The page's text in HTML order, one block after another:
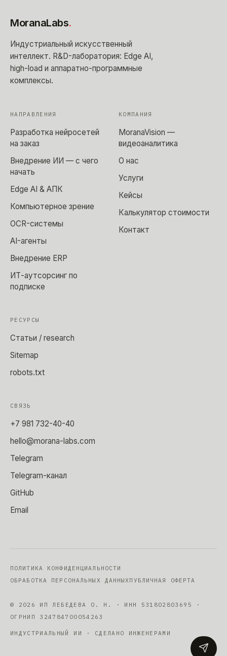
MoranaLabs.
Индустриальный искусственный
интеллект. R&D-лаборатория: Edge AI,
high-load и аппаратно-программные
комплексы.
НАПРАВЛЕНИЯ
Разработка нейросетей
на заказ
Внедрение ИИ — с чего
начать
Edge AI & АПК
Компьютерное зрение
OCR-системы
AI-агенты
Внедрение ERP
ИТ-аутсорсинг по
подписке
КОМПАНИЯ
MoranaVision —
видеоаналитика
О нас
Услуги
Кейсы
Калькулятор стоимости
Контакт
РЕСУРСЫ
Статьи / research
Sitemap
robots.txt
СВЯЗЬ
+7 981 732-40-40
hello@morana-labs.com
Telegram
Telegram-канал
GitHub
Email
ПОЛИТИКА КОНФИДЕНЦИАЛЬНОСТИ
ОБРАБОТКА ПЕРСОНАЛЬНЫХ ДАННЫХ ПУБЛИЧНАЯ ОФЕРТА
© 2026 ИП ЛЕБЕДЕВА О. Н. · ИНН 531802803695
·
ОГРНИП 324784700054263
ИНДУСТРИАЛЬНЫЙ ИИ · СДЕЛАНО ИНЖЕНЕРАМИ